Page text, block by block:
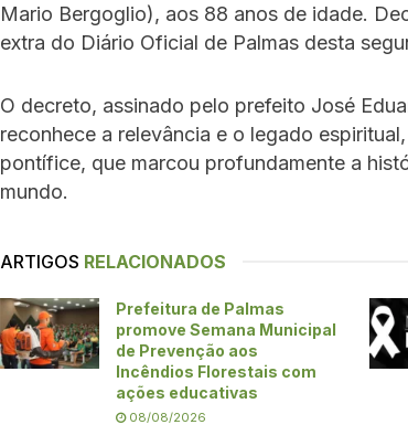
Mario Bergoglio), aos 88 anos de idade.
extra do Diário Oficial de Palmas desta
O decreto, assinado pelo prefeito José
reconhece a relevância e o legado
pontífice, que marcou profundamente a
mundo.
ARTIGOS RELACIONADOS
Prefeitura de Palmas
promove Semana Municipal
de Prevenção aos
Incêndios Florestais com
ações educativas
08/08/2026